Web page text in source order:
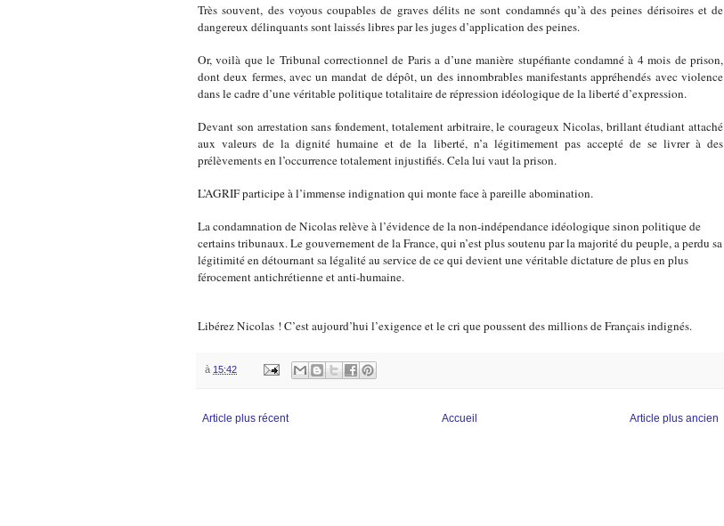
Très souvent, des voyous coupables de graves délits ne sont condamnés qu’à des peines dérisoires et de
dangereux délinquants sont laissés libres par les juges d’application des peines.
Or, voilà que le Tribunal correctionnel de Paris a d’une manière stupéfiante condamné à 4 mois de prison,
dont deux fermes, avec un mandat de dépôt, un des innombrables manifestants appréhendés avec violence
dans le cadre d’une véritable politique totalitaire de répression idéologique de la liberté d’expression.
Devant son arrestation sans fondement, totalement arbitraire, le courageux Nicolas, brillant étudiant attaché
aux valeurs de la dignité humaine et de la liberté, n’a légitimement pas accepté de se livrer à des
prélèvements en l’occurrence totalement injustifiés. Cela lui vaut la prison.
L’AGRIF participe à l’immense indignation qui monte face à pareille abomination.
La condamnation de Nicolas relève à l’évidence de la non-indépendance idéologique sinon politique de
certains tribunaux. Le gouvernement de la France, qui n’est plus soutenu par la majorité du peuple, a perdu sa
légitimité en détournant sa légalité au service de ce qui devient une véritable dictature de plus en plus
férocement antichrétienne et anti-humaine.
Libérez Nicolas ! C’est aujourd’hui l’exigence et le cri que poussent des millions de Français indignés.
à 15:42
Article plus récent Article plus ancien
Accueil